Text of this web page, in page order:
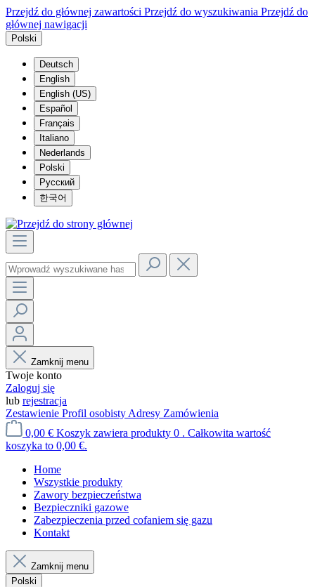
Przejdź do głównej zawartości Przejdź do wyszukiwania Przejdź do
głównej nawigacji
Polski
Deutsch
English
English (US)
Español
Français
Italiano
Nederlands
Polski
Русский
한국어
Zamknij menu
Twoje konto
Zaloguj się
lub rejestracja
Zestawienie Profil osobisty Adresy Zamówienia
0,00 € Koszyk zawiera produkty 0 . Całkowita wartość
koszyka to 0,00 €.
Home
Wszystkie produkty
Zawory bezpieczeństwa
Bezpieczniki gazowe
Zabezpieczenia przed cofaniem się gazu
Kontakt
Zamknij menu
Polski